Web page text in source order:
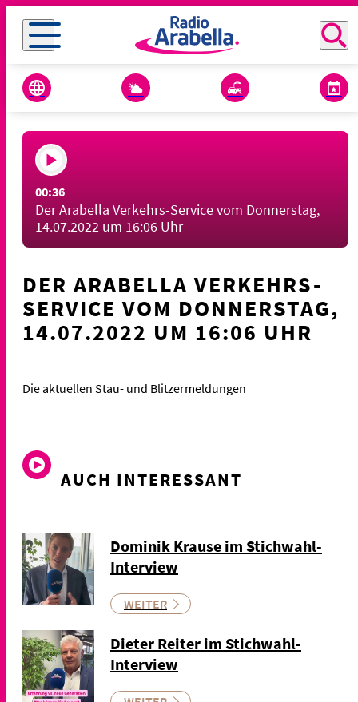
00:36
Der Arabella Verkehrs-Service vom Donnerstag,
14.07.2022 um 16:06 Uhr
DER ARABELLA VERKEHRS-
SERVICE VOM DONNERSTAG,
14.07.2022 UM 16:06 UHR
Die aktuellen Stau- und Blitzermeldungen
AUCH INTERESSANT
Dominik Krause im Stichwahl-
Interview
WEITER
Dieter Reiter im Stichwahl-
Interview